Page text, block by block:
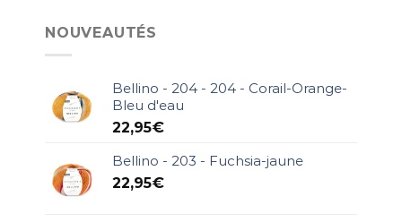
NOUVEAUTÉS
Bellino - 204 - 204 - Corail-Orange-
Bleu d'eau
22,95€
Bellino - 203 - Fuchsia-jaune
22,95€